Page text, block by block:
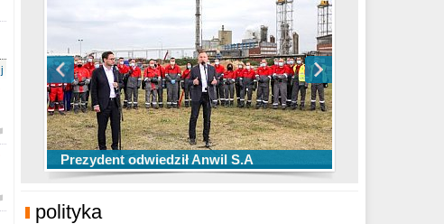
Prezydent odwiedził Anwil S.A
TOP 10 przechwytów Anwilu Włocławek
w EBL w sezonie 2019/2020
TOP 5 rzutów Anwilu Włocławek w BCL
w sezonie 2019/2020
polityka